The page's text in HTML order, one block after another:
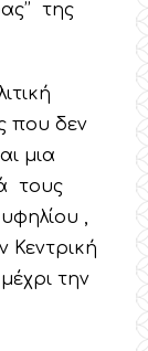
της
που δεν
μια
τους
,
Κεντρική
την